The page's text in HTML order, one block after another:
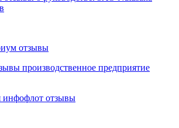
отзывы
производственное предприятие
инфофлот отзывы